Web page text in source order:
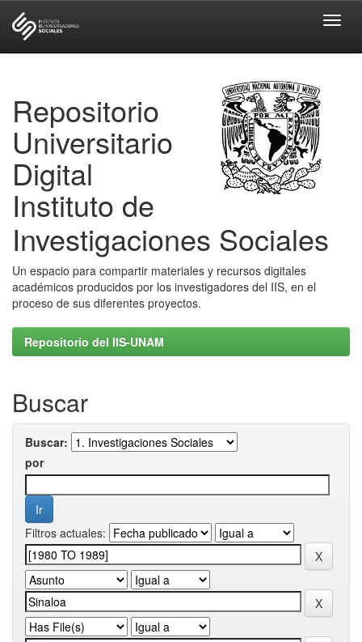
Repositorio
Universitario
Digital
Instituto de
Investigaciones Sociales
Un espacio para compartir materiales y recursos digitales
académicos producidos por los investigadores del IIS, en el
proceso de sus diferentes proyectos.
Repositorio del IIS-UNAM
Buscar
Buscar:
por
Filtros actuales: